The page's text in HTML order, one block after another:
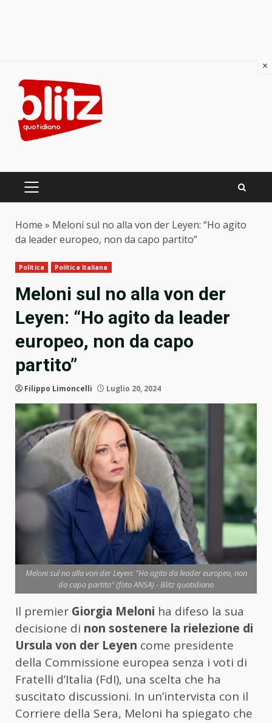
content
PRIMARY
Home » Meloni sul no alla von der Leyen: “Ho agito
da leader europeo, non da capo partito”
Politica Politica Italiana
Meloni sul no alla von der
Leyen: “Ho agito da leader
europeo, non da capo
partito”
Filippo Limoncelli Luglio 20, 2024
Meloni sul no alla von der Leyen: "Ho agito da leader europeo, non
da capo partito" (foto ANSA) - Blitz quotidiano
Il premier Giorgia Meloni ha difeso la sua
decisione di non sostenere la rielezione di
Ursula von der Leyen come presidente
della Commissione europea senza i voti di
Fratelli d’Italia (FdI), una scelta che ha
suscitato discussioni. In un’intervista con il
Corriere della Sera, Meloni ha spiegato che
×